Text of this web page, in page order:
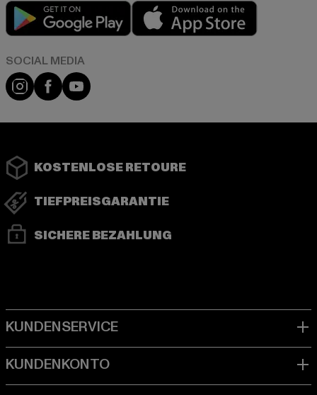
Play market
Instagram
FacebookYouTube
KOSTENLOSE RETOURE
TIEFPREISGARANTIE
SICHERE BEZAHLUNG